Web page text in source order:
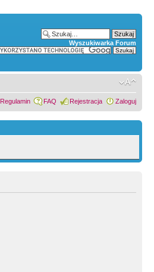
Wyszukiwarka Forum
Regulamin FAQ Rejestracja Zaloguj